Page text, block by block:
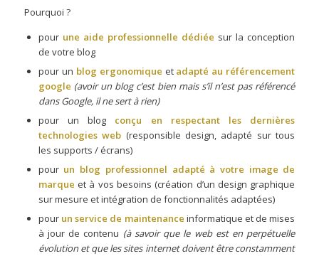
Pourquoi ?
pour une aide professionnelle dédiée sur la conception
de votre blog
pour un blog ergonomique et adapté au référencement
google (avoir un blog c’est bien mais s’il n’est pas référencé
dans Google, il ne sert à rien)
pour un blog conçu en respectant les dernières
technologies web (responsible design, adapté sur tous
les supports / écrans)
pour un blog professionnel adapté à votre image de
marque et à vos besoins (création d’un design graphique
sur mesure et intégration de fonctionnalités adaptées)
pour un service de maintenance informatique et de mises
à jour de contenu (à savoir que le web est en perpétuelle
évolution et que les sites internet doivent être constamment